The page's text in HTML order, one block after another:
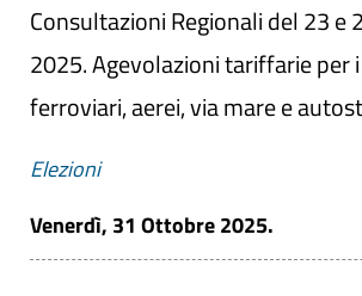
Consultazioni Regionali del 23 e
2025. Agevolazioni tariffarie per
ferroviari, aerei, via mare e
Elezioni
Venerdì, 31 Ottobre 2025.